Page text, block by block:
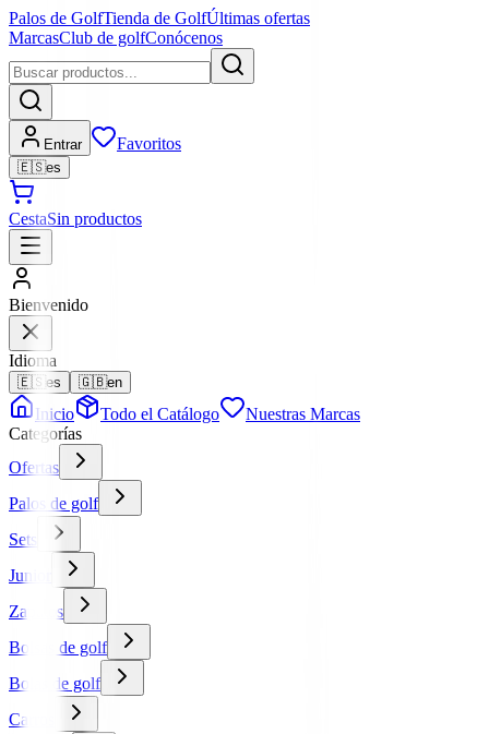
Palos de GolfTienda de GolfÚltimas ofertas
MarcasClub de golfConócenos
Entrar Favoritos
🇪🇸es
CestaSin productos
Bienvenido
Idioma
🇪🇸 es 🇬🇧en
Inicio Todo el Catálogo
Nuestras Marcas
Categorías
Ofertas
Palos de golf
Sets
Junior
Zapatos
Bolsas de golf
Bolas de golf
Carros